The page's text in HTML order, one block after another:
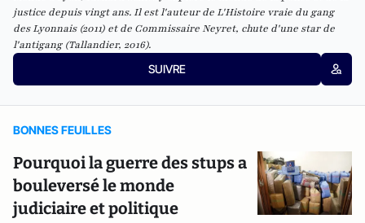
justice depuis vingt ans. Il est l'auteur de L'Histoire vraie du gang
des Lyonnais (2011) et de Commissaire Neyret, chute d'une star de
l'antigang (Tallandier, 2016).
SUIVRE
BONNES FEUILLES
Pourquoi la guerre des stups a
bouleversé le monde
judiciaire et politique